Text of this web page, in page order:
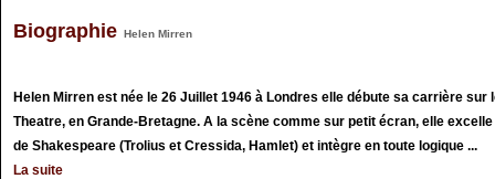
Biographie Helen Mirren
Helen Mirren est née le 26 Juillet 1946 à Londres elle débute sa carrière sur
Theatre, en Grande-Bretagne. A la scène comme sur petit écran, elle
de Shakespeare (Trolius et Cressida, Hamlet) et intègre en toute logique ...
La suite